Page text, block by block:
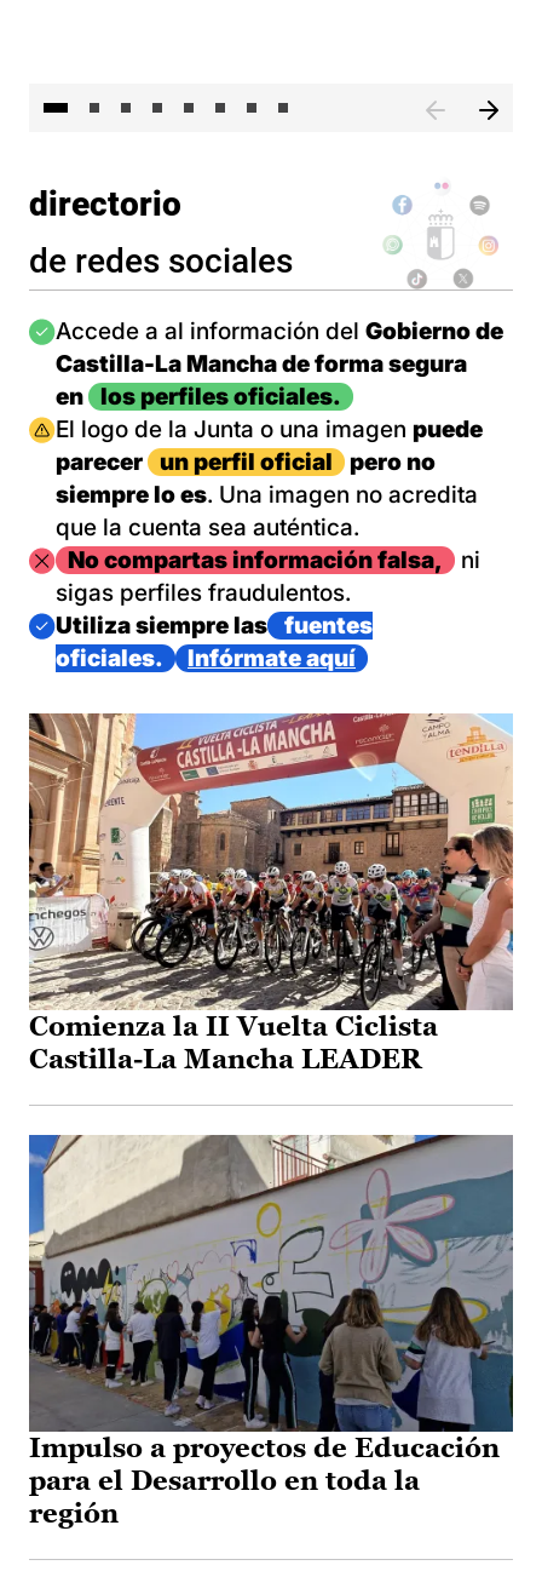
directorio
de redes sociales
Imagen
Accede a al información del Gobierno de
Castilla-La Mancha de forma segura
en
los perfiles oficiales.
Imagen
El logo de la Junta o una imagen puede
parecer
un perfil oficial
pero no
siempre lo es. Una imagen no acredita
que la cuenta sea auténtica.
ImagenNo compartas información falsa,
ni
sigas perfiles fraudulentos.
Imagen
Utiliza siempre las
fuentes
oficiales.
Infórmate aquí
Comienza la II Vuelta Ciclista
Castilla-La Mancha LEADER
Impulso a proyectos de Educación
para el Desarrollo en toda la
región